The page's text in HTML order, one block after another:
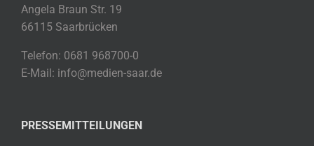
Angela Braun Str. 19
66115 Saarbrücken
Telefon: 0681 968700-0
E-Mail: info@medien-saar.de
PRESSEMITTEILUNGEN